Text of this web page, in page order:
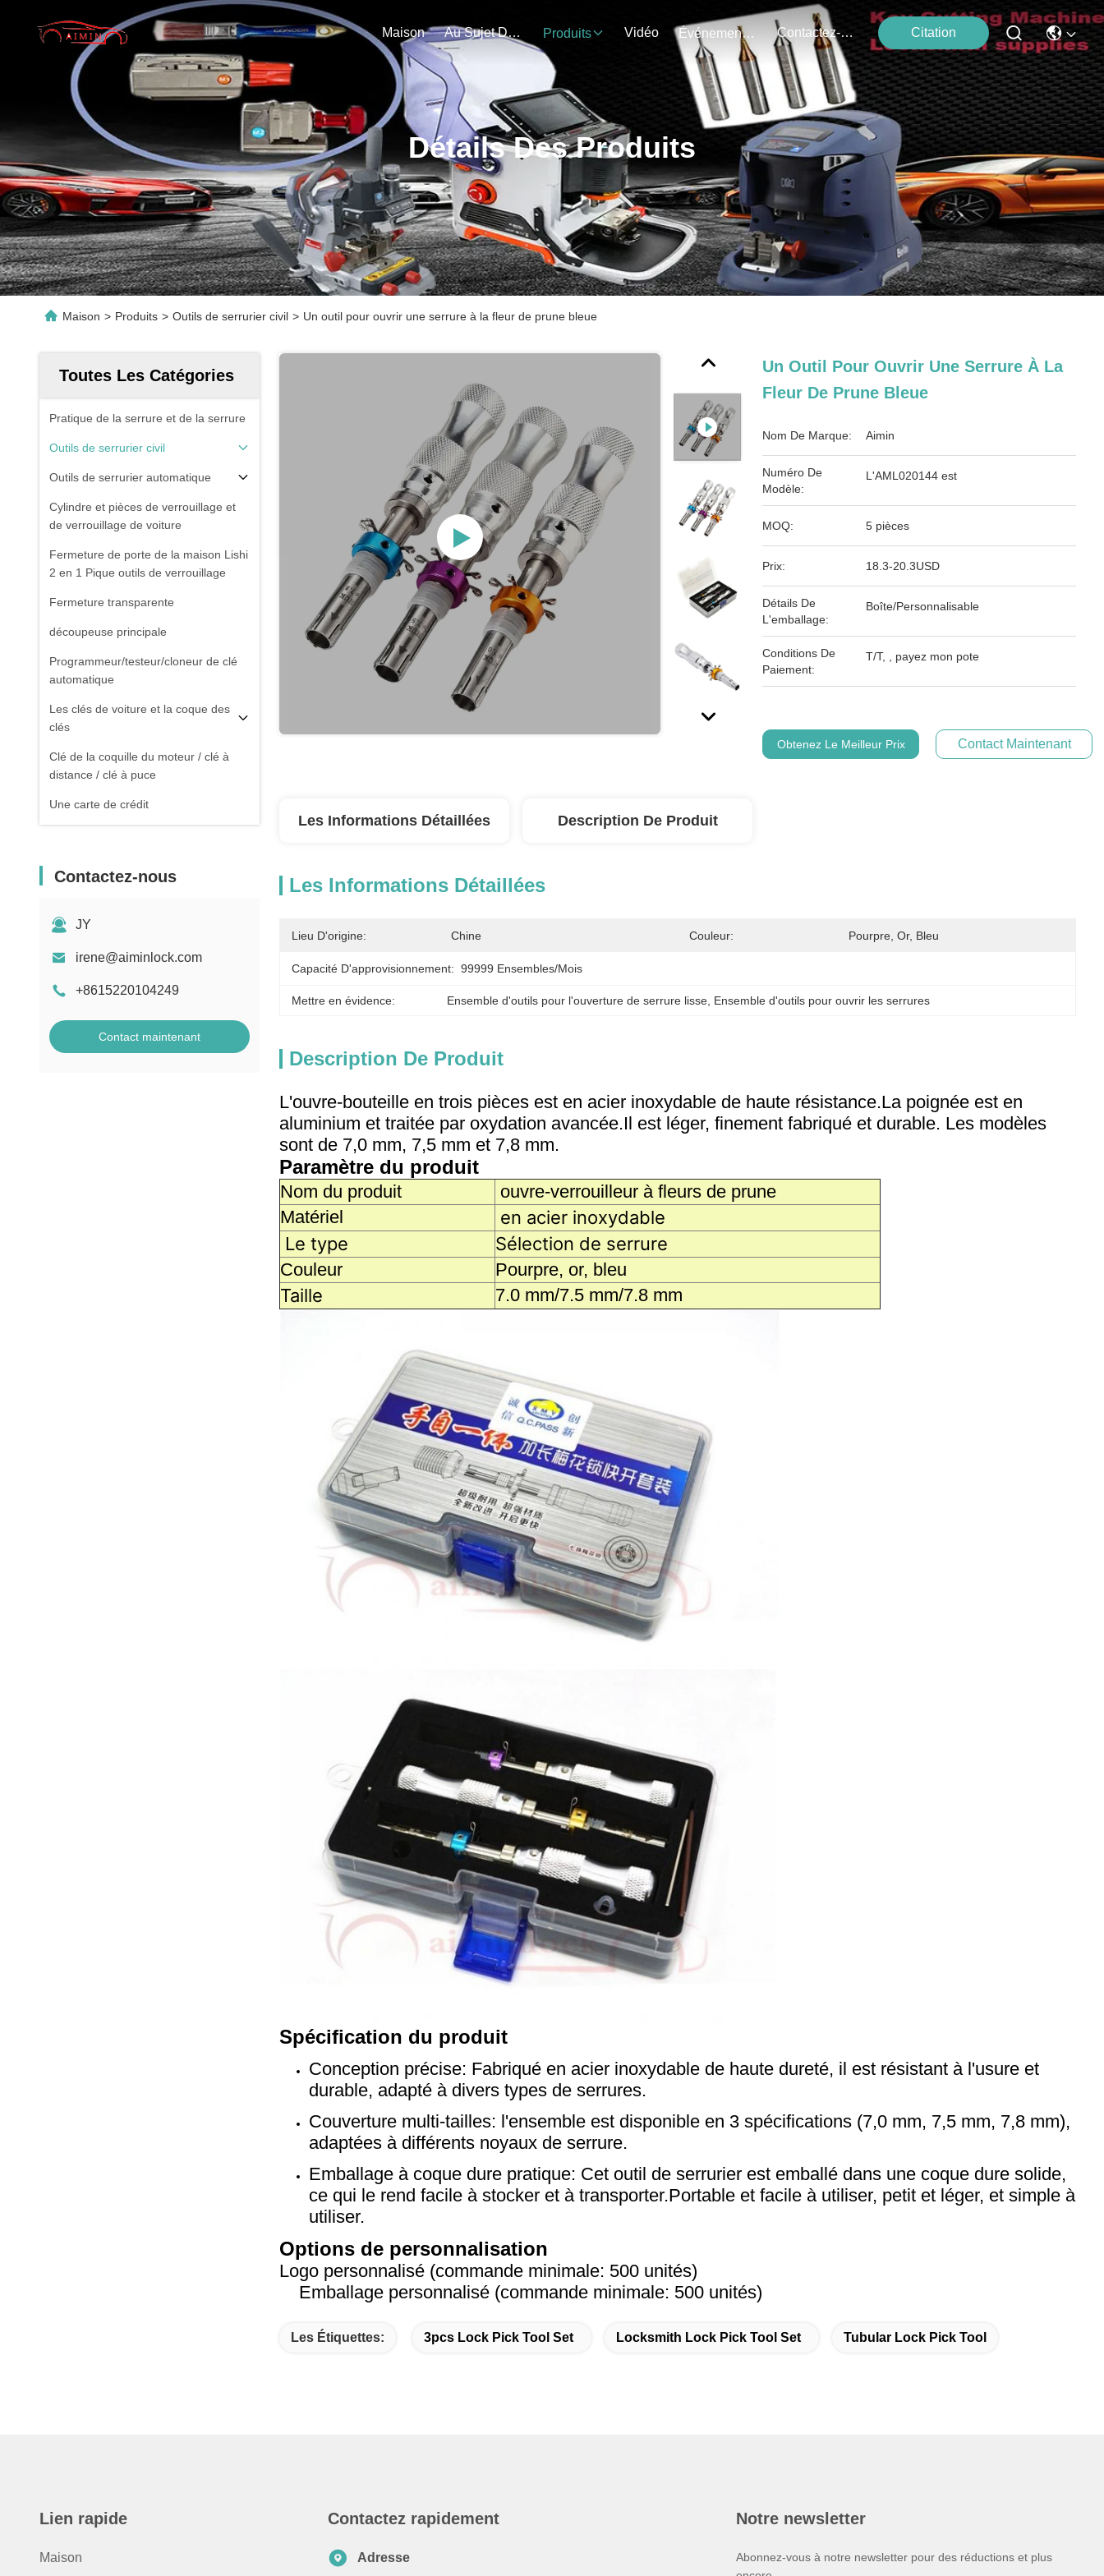
Maison Au Sujet De Nous Produits Vidéo Événements Contactez-Nous Citation
Détails Des Produits
Maison > Produits > Outils de serrurier civil > Un outil pour ouvrir une serrure à la fleur de prune bleue
Toutes Les Catégories
Pratique de la serrure et de la serrure
Outils de serrurier civil
Outils de serrurier automatique
Cylindre et pièces de verrouillage et
de verrouillage de voiture
Fermeture de porte de la maison Lishi
2 en 1 Pique outils de verrouillage
Fermeture transparente
découpeuse principale
Programmeur/testeur/cloneur de clé
automatique
Les clés de voiture et la coque des
clés
Clé de la coquille du moteur / clé à
distance / clé à puce
Une carte de crédit
Contactez-nous
JY
irene@aiminlock.com
+8615220104249
Contact maintenant
Un Outil Pour Ouvrir Une Serrure À La
Fleur De Prune Bleue
Nom De Marque: Aimin
Numéro De
Modèle:
L'AML020144 est
MOQ: 5 pièces
Prix: 18.3-20.3USD
Détails De
L'emballage:
Boîte/Personnalisable
Conditions De
Paiement:
T/T, , payez mon pote
Obtenez Le Meilleur Prix Contact Maintenant
Les Informations Détaillées Description De Produit
Les Informations Détaillées
Lieu D'origine: Chine Couleur: Pourpre, Or, Bleu
Capacité D'approvisionnement: 99999 Ensembles/mois
Mettre en évidence: Ensemble d'outils pour l'ouverture de serrure lisse, Ensemble d'outils pour ouvrir les serrures
Description De Produit
L'ouvre-bouteille en trois pièces est en acier inoxydable de haute résistance.La poignée est en
aluminium et traitée par oxydation avancée.Il est léger, finement fabriqué et durable. Les modèles
sont de 7,0 mm, 7,5 mm et 7,8 mm.
Paramètre du produit
Nom du produit
ouvre-verrouilleur à fleurs de prune
Matériel
en acier inoxydable
Le type
Sélection de serrure
Couleur Pourpre, or, bleu
Taille 7.0 mm/7.5 mm/7.8 mm
Spécification du produit
Conception précise: Fabriqué en acier inoxydable de haute dureté, il est résistant à l'usure et
durable, adapté à divers types de serrures.
Couverture multi-tailles: l'ensemble est disponible en 3 spécifications (7,0 mm, 7,5 mm, 7,8 mm),
adaptées à différents noyaux de serrure.
Emballage à coque dure pratique: Cet outil de serrurier est emballé dans une coque dure solide,
ce qui le rend facile à stocker et à transporter.Portable et facile à utiliser, petit et léger, et simple à
utiliser.
Options de personnalisation
Logo personnalisé (commande minimale: 500 unités)
Emballage personnalisé (commande minimale: 500 unités)
Les Étiquettes: 3pcs Lock Pick Tool Set Locksmith Lock Pick Tool Set Tubular Lock Pick Tool
Lien rapide
Maison
Contactez rapidement
Adresse
Notre newsletter
Abonnez-vous à notre newsletter pour des réductions et plus